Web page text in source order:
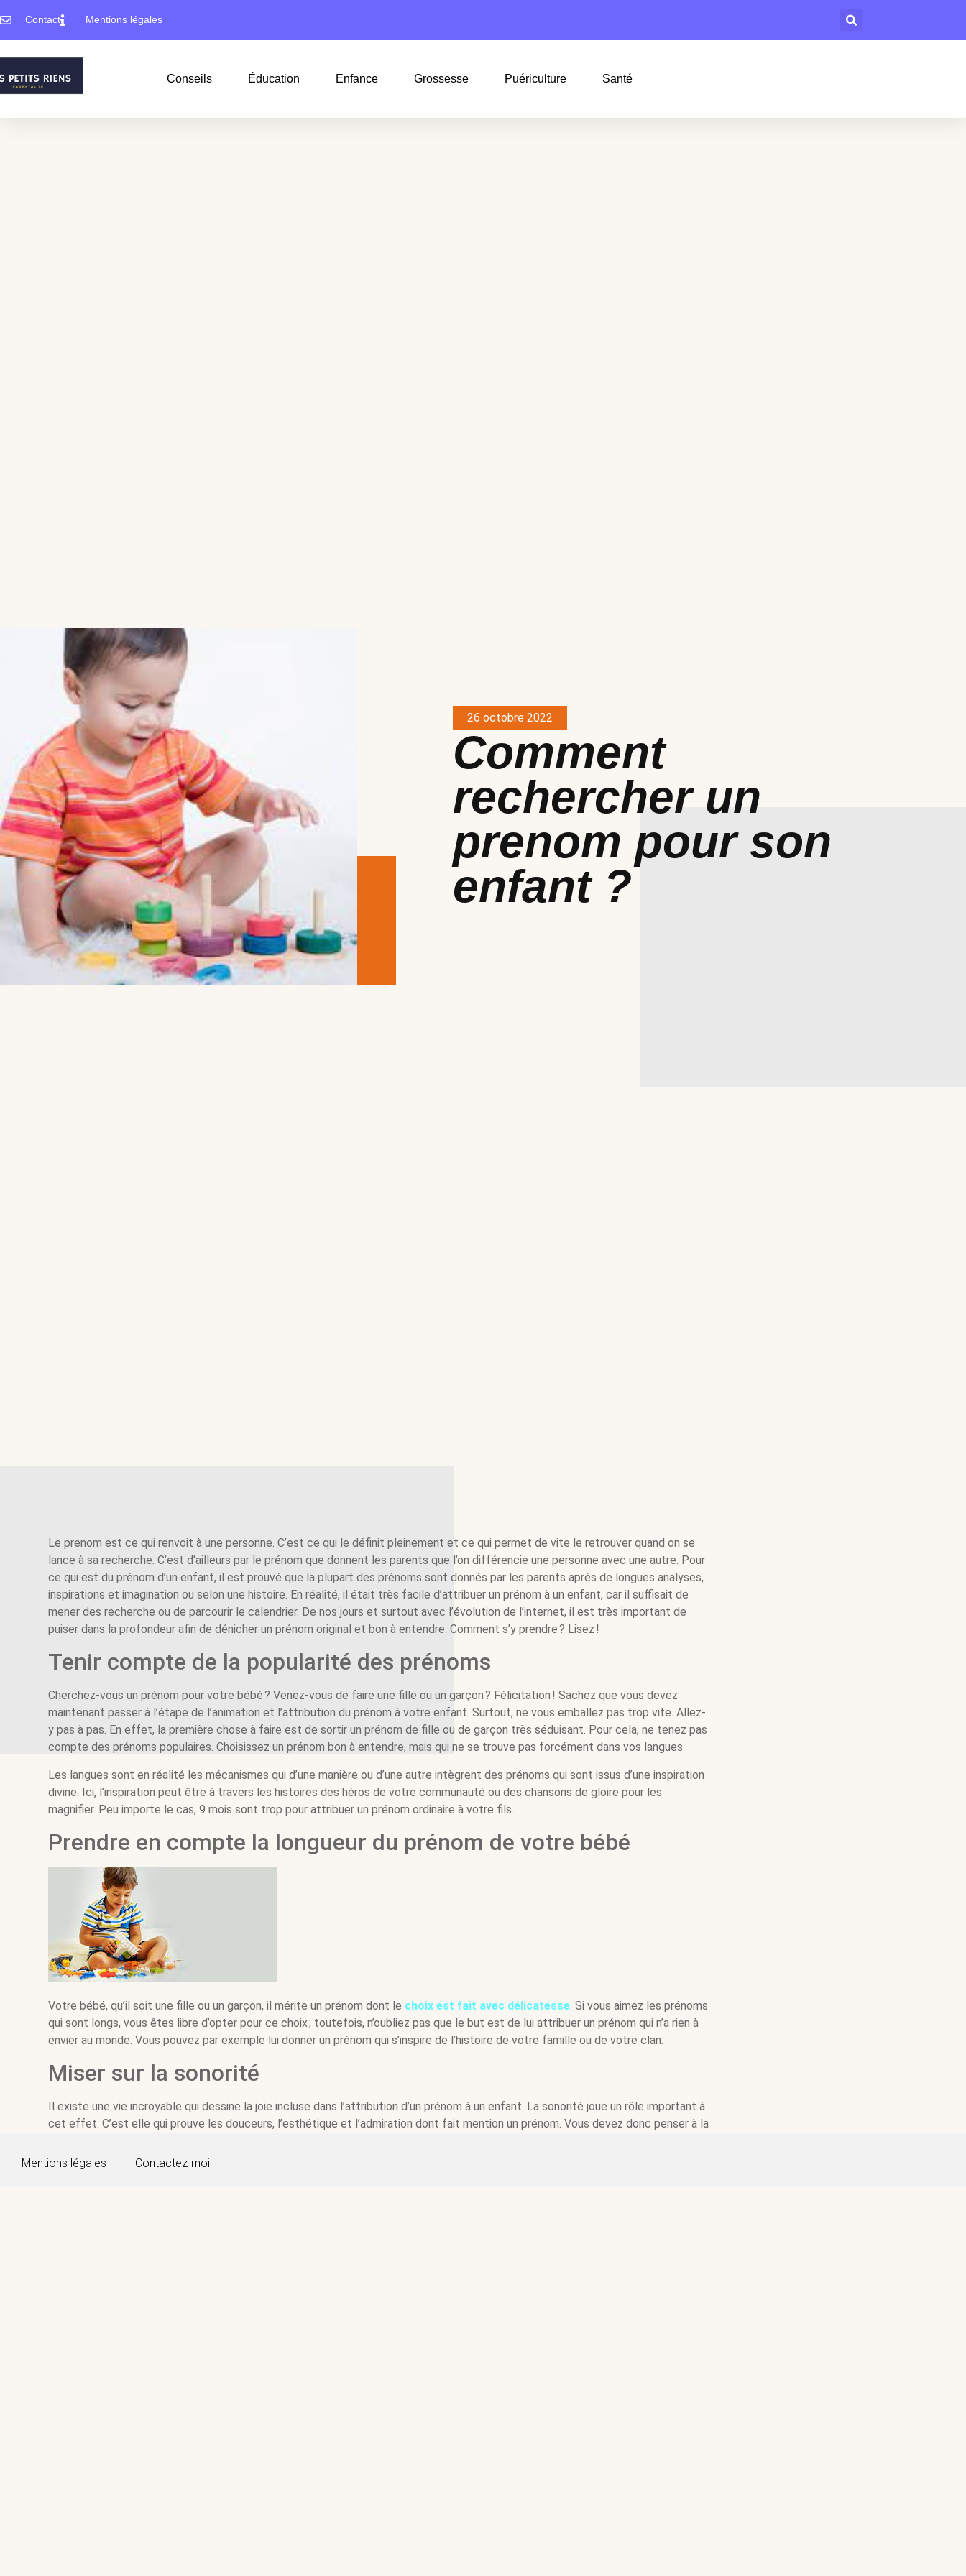
Contact Mentions légales
Conseils Éducation Enfance Grossesse Puériculture Santé
26 octobre 2022
Comment
rechercher un
prenom pour son
enfant ?
Le prenom est ce qui renvoit à une personne. C’est ce qui le définit pleinement et ce qui permet de vite le retrouver quand on se
lance à sa recherche. C’est d’ailleurs par le prénom que donnent les parents que l’on différencie une personne avec une autre. Pour
ce qui est du prénom d’un enfant, il est prouvé que la plupart des prénoms sont donnés par les parents après de longues analyses,
inspirations et imagination ou selon une histoire. En réalité, il était très facile d’attribuer un prénom à un enfant, car il suffisait de
mener des recherche ou de parcourir le calendrier. De nos jours et surtout avec l’évolution de l’internet, il est très important de
puiser dans la profondeur afin de dénicher un prénom original et bon à entendre. Comment s’y prendre ? Lisez !
Tenir compte de la popularité des prénoms
Cherchez-vous un prénom pour votre bébé ? Venez-vous de faire une fille ou un garçon ? Félicitation ! Sachez que vous devez
maintenant passer à l’étape de l’animation et l’attribution du prénom à votre enfant. Surtout, ne vous emballez pas trop vite. Allez-
y pas à pas. En effet, la première chose à faire est de sortir un prénom de fille ou de garçon très séduisant. Pour cela, ne tenez pas
compte des prénoms populaires. Choisissez un prénom bon à entendre, mais qui ne se trouve pas forcément dans vos langues.
Les langues sont en réalité les mécanismes qui d’une manière ou d’une autre intègrent des prénoms qui sont issus d’une inspiration
divine. Ici, l’inspiration peut être à travers les histoires des héros de votre communauté ou des chansons de gloire pour les
magnifier. Peu importe le cas, 9 mois sont trop pour attribuer un prénom ordinaire à votre fils.
Prendre en compte la longueur du prénom de votre bébé
Votre bébé, qu’il soit une fille ou un garçon, il mérite un prénom dont le choix est fait avec délicatesse . Si vous aimez les prénoms
qui sont longs, vous êtes libre d’opter pour ce choix ; toutefois, n’oubliez pas que le but est de lui attribuer un prénom qui n’a rien à
envier au monde. Vous pouvez par exemple lui donner un prénom qui s’inspire de l’histoire de votre famille ou de votre clan.
Miser sur la sonorité
Il existe une vie incroyable qui dessine la joie incluse dans l’attribution d’un prénom à un enfant. La sonorité joue un rôle important à
cet effet. C’est elle qui prouve les douceurs, l’esthétique et l’admiration dont fait mention un prénom. Vous devez donc penser à la
Penser à la signification du prénom de l’enfant
Mentions légales Contactez-moi